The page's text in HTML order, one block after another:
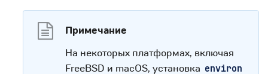
Примечание
На некоторых платформах, включая
FreeBSD и macOS, установка environ